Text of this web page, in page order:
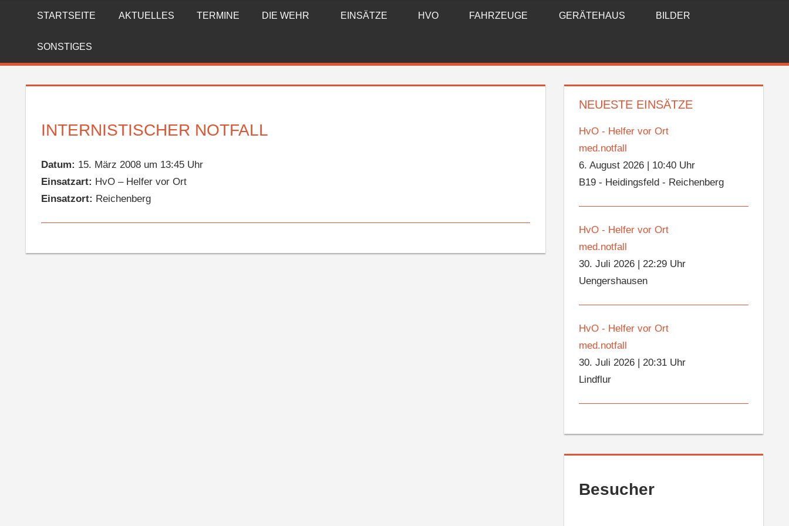
FREIWILLIGE
FEUERWEHR
REICHENBERG
STARTSEITE AKTUELLES TERMINE DIE WEHR EINSÄTZE HVO FAHRZEUGE GERÄTEHAUS BILDER
SONSTIGES
INTERNISTISCHER NOTFALL
Datum: 15. März 2008 um 13:45 Uhr
Einsatzart: HvO – Helfer vor Ort
Einsatzort: Reichenberg
NEUESTE EINSÄTZE
HvO - Helfer vor Ort
med.notfall
6. August 2026
10:40 Uhr
B19 - Heidingsfeld - Reichenberg
HvO - Helfer vor Ort
med.notfall
30. Juli 2026 |22:29 Uhr
Uengershausen
HvO - Helfer vor Ort
med.notfall
30. Juli 2026 |20:31 Uhr
Lindflur
Besucher